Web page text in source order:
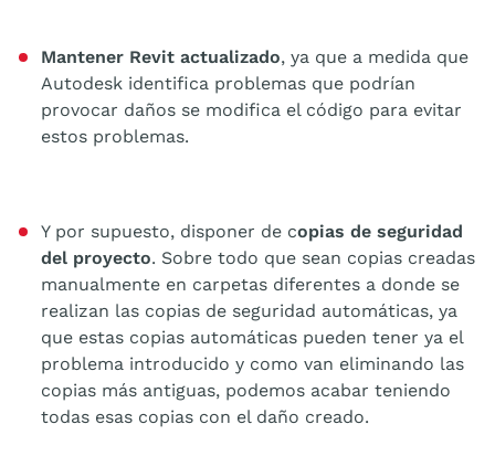
Mantener Revit actualizado, ya que a medida que
Autodesk identifica problemas que podrían
provocar daños se modifica el código para evitar
estos problemas.
Y por supuesto, disponer de copias de seguridad
del proyecto. Sobre todo que sean copias creadas
manualmente en carpetas diferentes a donde se
realizan las copias de seguridad automáticas, ya
que estas copias automáticas pueden tener ya el
problema introducido y como van eliminando las
copias más antiguas, podemos acabar teniendo
todas esas copias con el daño creado.